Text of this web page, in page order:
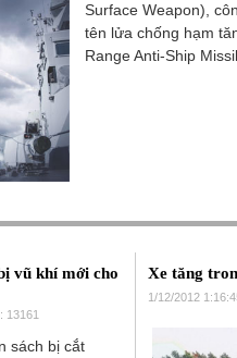
Surface Weapon),
tên lửa chống hạm
Range Anti-Ship
vũ khí mới cho
13161
sách bị cắt
Xe tăng
1/12/2012